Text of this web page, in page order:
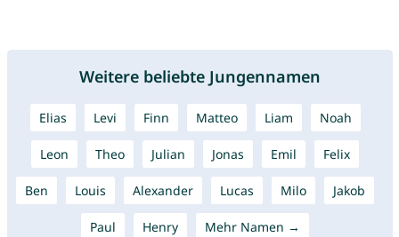
Weitere beliebte Jungennamen
Elias Levi Finn Matteo Liam Noah
Leon Theo Julian Jonas Emil Felix
Ben Louis Alexander Lucas Milo Jakob
Paul Henry Mehr Namen →